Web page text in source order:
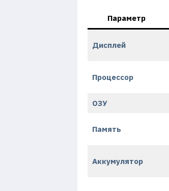
Параметр
Дисплей
Процессор
ОЗУ
Память
Аккумулятор